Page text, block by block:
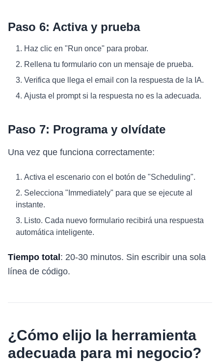
Paso 6: Activa y prueba
Haz clic en "Run once" para probar.
Rellena tu formulario con un mensaje de prueba.
Verifica que llega el email con la respuesta de la IA.
Ajusta el prompt si la respuesta no es la adecuada.
Paso 7: Programa y olvídate
Una vez que funciona correctamente:
Activa el escenario con el botón de "Scheduling".
Selecciona "Immediately" para que se ejecute al
instante.
Listo. Cada nuevo formulario recibirá una respuesta
automática inteligente.
Tiempo total : 20-30 minutos. Sin escribir una sola
línea de código.
¿Cómo elijo la herramienta
adecuada para mi negocio?